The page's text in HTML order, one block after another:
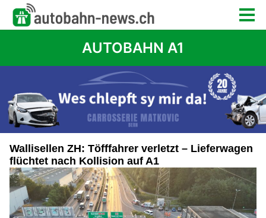
AUTOBAHN A1
Wallisellen ZH: Töfffahrer verletzt – Lieferwagen
flüchtet nach Kollision auf A1